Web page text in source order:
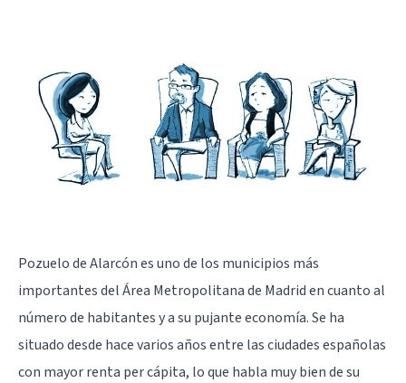
Pozuelo de Alarcón es uno de los municipios más
importantes del Área Metropolitana de Madrid en cuanto al
número de habitantes y a su pujante economía. Se ha
situado desde hace varios años entre las ciudades españolas
con mayor renta per cápita, lo que habla muy bien de su